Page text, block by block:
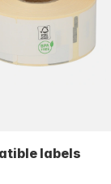
labels